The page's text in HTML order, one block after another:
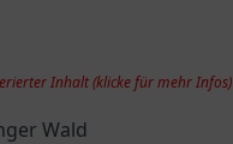
Inhalt (klicke für mehr Infos)
Wald